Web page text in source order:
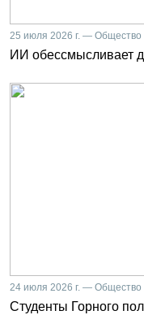
25 июля 2026 г. — Общество
ИИ обессмысливает
24 июля 2026 г. — Общество
Студенты Горного